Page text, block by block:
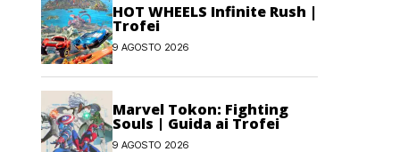
HOT WHEELS Infinite Rush |
Trofei
9 AGOSTO 2026
Marvel Tokon: Fighting
Souls | Guida ai Trofei
9 AGOSTO 2026